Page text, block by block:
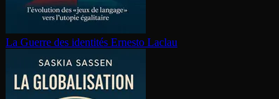
La Guerre des identités Ernesto Laclau